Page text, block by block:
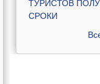
ТУРИСТОВ
СРОКИ